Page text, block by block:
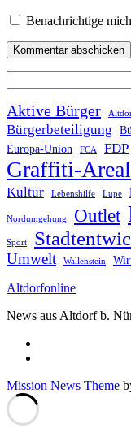
Benachrichtige
Aktive Bürger
Bürgerbeteiligung
Europa-Union FCA FDP
Graffiti-Areal
Kultur Lebenshilfe Lupe
Nordumgehung Outlet
Sport
Umwelt Wallenstein
Altdorfonline
News aus Altdorf b.
Mission News Theme